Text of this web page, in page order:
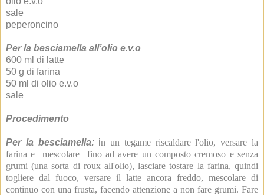
sale
peperoncino
Per la besciamella all’olio e.v.o
600 ml di latte
50 g di farina
50 ml di olio e.v.o
sale
Procedimento
Per la besciamella: in un tegame riscaldare l'olio, versare la
farina e mescolare fino ad avere un composto cremoso e senza
grumi (una sorta di roux all'olio), lasciare tostare la farina, quindi
togliere dal fuoco, versare il latte ancora freddo, mescolare di
continuo con una frusta, facendo attenzione a non fare grumi. Fare